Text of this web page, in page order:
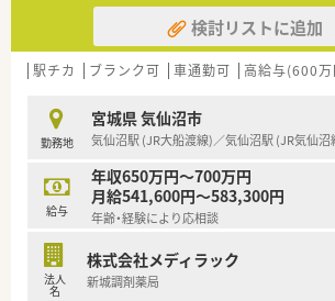
【こんな方にオススメ】
■安定した経営基盤のある大手企業グルー
き続けたい方に最適です。
きたい方におすすめです。
■ワークライフバランスを重視し、プライ
したい方に適しています。
検討リストに追加
駅チカ ブランク可 車通勤可 高給与(600万
勤務地
宮城県 気仙沼市
気仙沼駅 (JR大船渡線)／気仙沼駅 (JR気仙沼
給与
年収650万円～700万円
月給541,600円～583,300円
年齢・経験により応相談
法人
名
株式会社メディラック
新城調剤薬局